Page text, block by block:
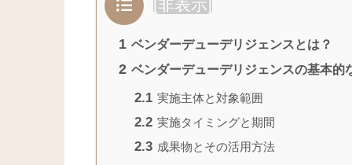
非表示
1 ベンダーデューデリジェンスとは？
2 ベンダーデューデリジェンスの基本的
2.1 実施主体と対象範囲
2.2 実施タイミングと期間
2.3 成果物とその活用方法